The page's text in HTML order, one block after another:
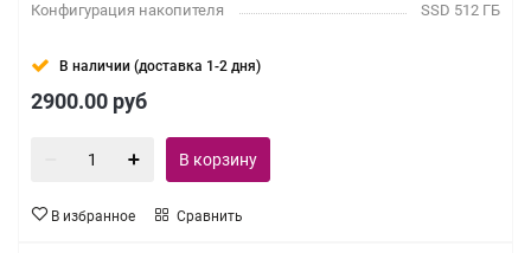
Конфигурация накопителя
SSD 512 ГБ
В наличии (доставка 1-2 дня)
2900.00 руб
В корзину
В избранное Сравнить